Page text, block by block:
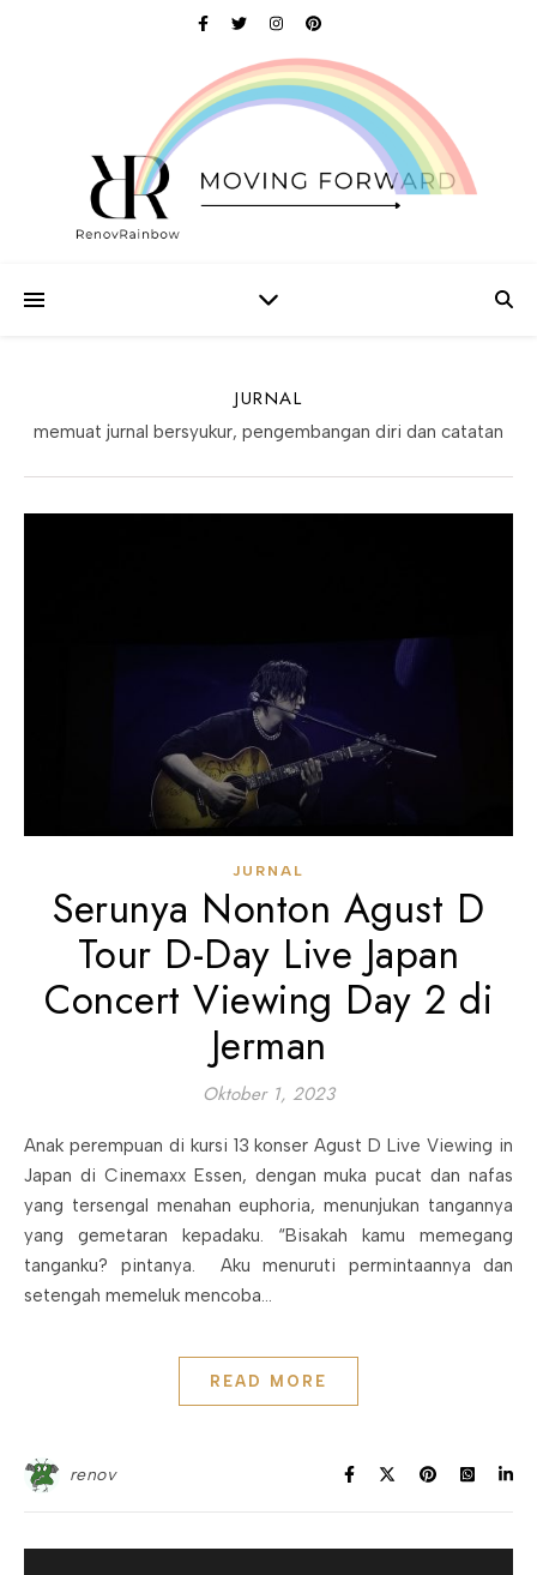
JURNAL
memuat jurnal bersyukur, pengembangan diri dan catatan
JURNAL
Serunya Nonton Agust D
Tour D-Day Live Japan
Concert Viewing Day 2 di
Jerman
Oktober 1, 2023
Anak perempuan di kursi 13 konser Agust D Live Viewing in
Japan di Cinemaxx Essen, dengan muka pucat dan nafas
yang tersengal menahan euphoria, menunjukan tangannya
yang gemetaran kepadaku. “Bisakah kamu memegang
tanganku? pintanya. Aku menuruti permintaannya dan
setengah memeluk mencoba…
READ MORE
renov